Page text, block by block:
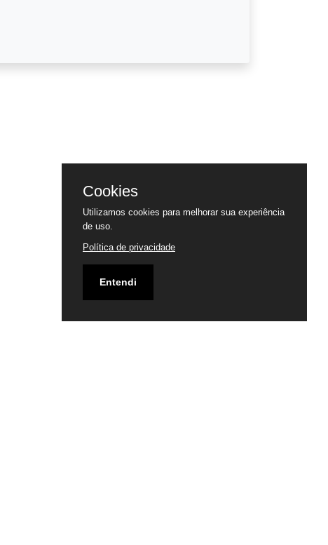
Cookies
Utilizamos cookies para melhorar sua experiência
de uso.
Política de privacidade
Entendi